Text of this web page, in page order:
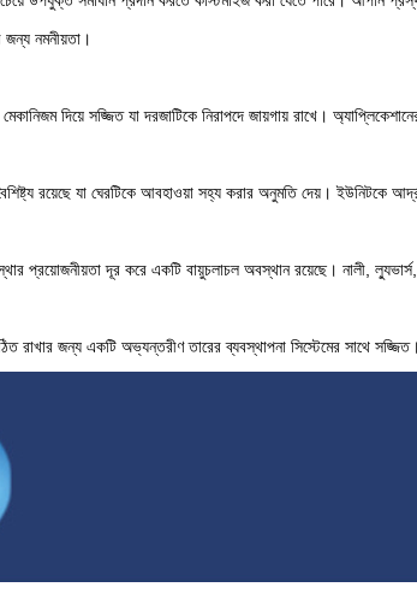
জন্য নমনীয়তা।
দিয়ে সজ্জিত যা দরজাটিকে নিরাপদে জায়গায় রাখে।
রয়েছে যা ঘেরটিকে আবহাওয়া সহ্য করার অনুমতি দেয়। ইউনিটকে
প্রয়োজনীয়তা দূর করে একটি বায়ুচলাচল অবস্থান রয়েছে। নালী, ল্যুভার্স,
রাখার জন্য একটি অভ্যন্তরীণ তারের ব্যবস্থাপনা সিস্টেমের সাথে